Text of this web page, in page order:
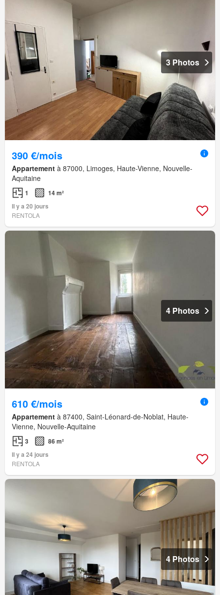
3 Photos
390 €/mois
Appartement à 87000, Limoges, Haute-Vienne, Nouvelle-
Aquitaine
1
14 m²
Il y a 20 jours
RENTOLA
4 Photos
610 €/mois
Appartement à 87400, Saint-Léonard-de-Noblat, Haute-
Vienne, Nouvelle-Aquitaine
3
86 m²
Il y a 24 jours
RENTOLA
4 Photos